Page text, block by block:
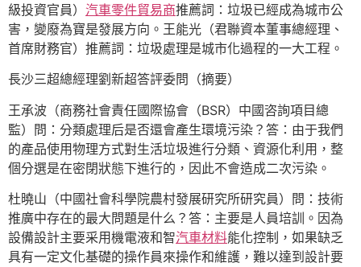
級投資官員） 汽車零件貿易商推薦詞：垃圾已經成為城市公
害，變廢為寶是發展方向。王能光（君聯資本董事總經理、
首席財務官）推薦詞：垃圾處理是城市化過程的一大工程。
長沙三超總經理劉新超答評委問（摘要）
王承波（商務社會責任國際協會（BSR）中國咨詢項目總
監）問：分類處理后是否還會產生環境污染？答：由于我們
的產品使用物理方式對生活垃圾進行分類、資源化利用，整
個分選是在密閉狀態下進行的，因此不會造成二次污染。
杜曉山（中國社會科學院農村發展研究所研究員）問：技術
推廣中存在的最大問題是什么？答：主要是人員培訓。因為
設備設計主要采用機電液和智汽車材料能化控制，如果缺乏
具有一定文化基礎的操作員來操作和維護，難以達到設計要